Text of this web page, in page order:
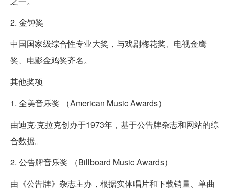
2. 金钟奖
中国国家级综合性专业大奖，与戏剧梅花奖、电视金鹰
奖、电影金鸡奖齐名。
其他奖项
1. 全美音乐奖 （American Music Awards）
由迪克·克拉克创办于1973年，基于公告牌杂志和网站的综
合数据。
2. 公告牌音乐奖 （Billboard Music Awards）
由《公告牌》杂志主办，根据实体唱片和下载销量、单曲